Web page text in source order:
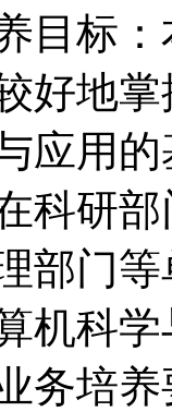
标：
好地
应用
科研
部门
机科
培养